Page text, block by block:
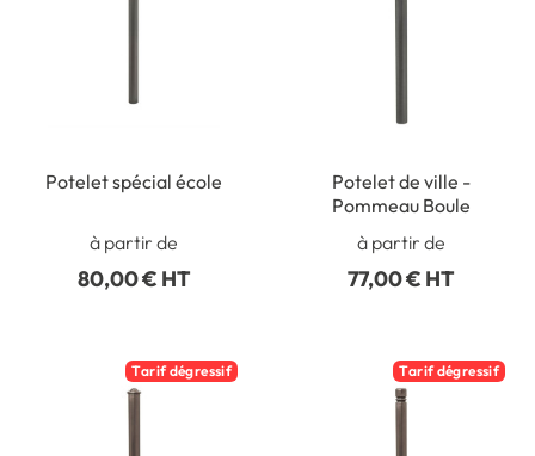
Potelet spécial école
à partir de
80,00 € HT
Potelet de ville -
Pommeau Boule
à partir de
77,00 € HT
Tarif dégressif Tarif dégressif